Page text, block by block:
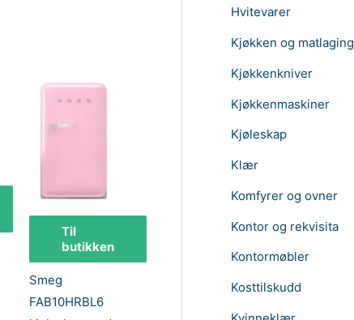
Til
butikken
Smeg
FAB10HRBL6
Hvitevarer
Kjøkken og matlaging
Kjøkkenkniver
Kjøkkenmaskiner
Kjøleskap
Klær
Komfyrer og ovner
Kontor og rekvisita
Kontormøbler
Kosttilskudd